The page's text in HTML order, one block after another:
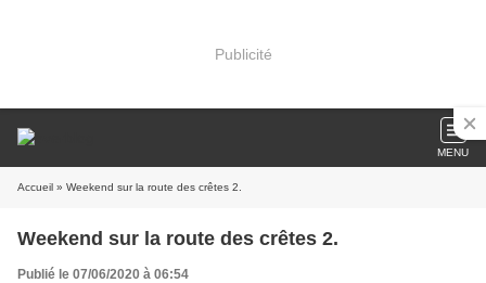
Publicité
MENU
Accueil » Weekend sur la route des crêtes 2.
Weekend sur la route des crêtes 2.
Publié le 07/06/2020 à 06:54